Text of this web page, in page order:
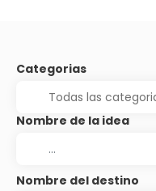
Categorias
Nombre de la idea
Nombre del destino